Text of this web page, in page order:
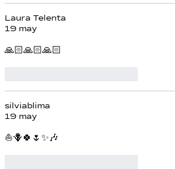
Laura Telenta
19 may
🙏🏻🙏🏻🙏🏻
silviablima
19 may
⛵️🪻🍀🌷✨️🎶